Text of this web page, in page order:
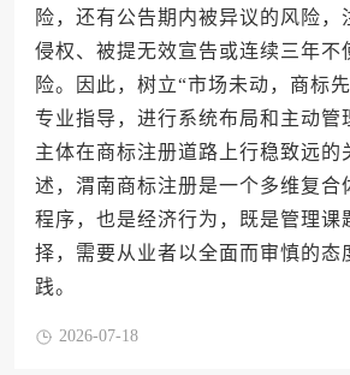
险，还有公告期内被异议的风险，
侵权、被提无效宣告或连续三年不
险。因此，树立“市场未动，商标
专业指导，进行系统布局和主动管
主体在商标注册道路上行稳致远的
述，渭南商标注册是一个多维复合
程序，也是经济行为，既是管理课
择，需要从业者以全面而审慎的态
践。
2026-07-18